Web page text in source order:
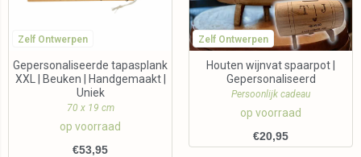
Zelf Ontwerpen
Gepersonaliseerde tapasplank
XXL | Beuken | Handgemaakt |
Uniek
70 x 19 cm
op voorraad
€53,95
Zelf Ontwerpen
Houten wijnvat spaarpot |
Gepersonaliseerd
Persoonlijk cadeau
op voorraad
€20,95